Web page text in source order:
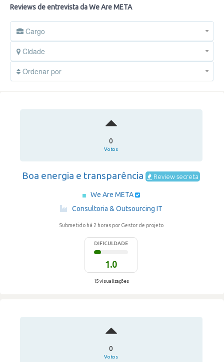
Reviews de entrevista da We Are META
Cargo
Cidade
Ordenar por
0
Votos
Boa energia e transparência Review secreta
We Are META
·
Consultoria & Outsourcing IT
Submetido há 2 horas por Gestor de projeto
DIFICULDADE
1.0
15 visualizações
0
Votos